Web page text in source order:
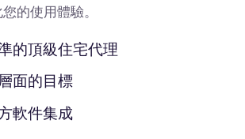
的使用體驗。
的頂級住宅代理
面的目標
軟件集成